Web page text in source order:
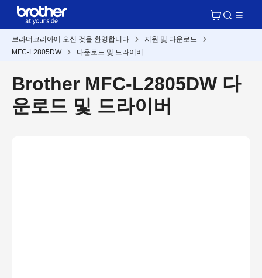
브라더코리아에 오신 것을 환영합니다
지원 및 다운로드
MFC-L2805DW
다운로드 및 드라이버
Brother MFC-L2805DW 다
운로드 및 드라이버